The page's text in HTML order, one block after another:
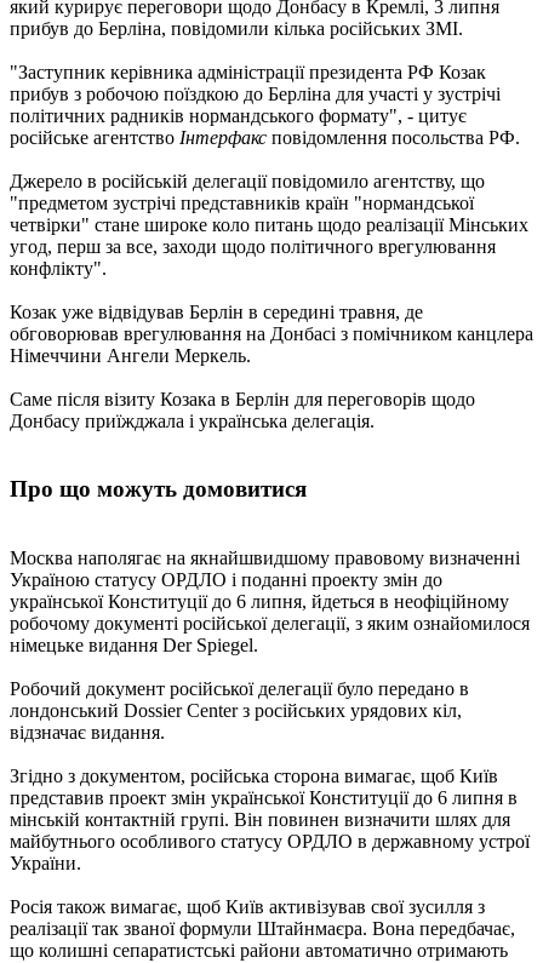
який курирує переговори щодо Донбасу в Кремлі, 3 липня
прибув до Берліна, повідомили кілька російських ЗМІ.
"Заступник керівника адміністрації президента РФ Козак
прибув з робочою поїздкою до Берліна для участі у зустрічі
політичних радників нормандського формату", - цитує
російське агентство Інтерфакс повідомлення посольства РФ.
Джерело в російській делегації повідомило агентству, що
"предметом зустрічі представників країн "нормандської
четвірки" стане широке коло питань щодо реалізації Мінських
угод, перш за все, заходи щодо політичного врегулювання
конфлікту".
Козак уже відвідував Берлін в середині травня, де
обговорював врегулювання на Донбасі з помічником канцлера
Німеччини Ангели Меркель.
Саме після візиту Козака в Берлін для переговорів щодо
Донбасу приїжджала і українська делегація.
Про що можуть домовитися
Москва наполягає на якнайшвидшому правовому визначенні
Україною статусу ОРДЛО і поданні проекту змін до
української Конституції до 6 липня, йдеться в неофіційному
робочому документі російської делегації, з яким ознайомилося
німецьке видання Der Spiegel.
Робочий документ російської делегації було передано в
лондонський Dossier Center з російських урядових кіл,
відзначає видання.
Згідно з документом, російська сторона вимагає, щоб Київ
представив проект змін української Конституції до 6 липня в
мінській контактній групі. Він повинен визначити шлях для
майбутнього особливого статусу ОРДЛО в державному устрої
України.
Росія також вимагає, щоб Київ активізував свої зусилля з
реалізації так званої формули Штайнмаєра. Вона передбачає,
що колишні сепаратистські райони автоматично отримають